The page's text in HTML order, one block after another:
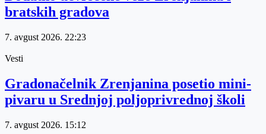
bratskih gradova
7. avgust 2026. 22:23
Vesti
Gradonačelnik Zrenjanina posetio mini-
pivaru u Srednjoj poljoprivrednoj školi
7. avgust 2026. 15:12